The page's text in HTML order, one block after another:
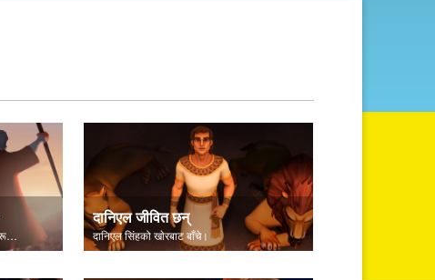
परमप्रभुले आफूलाई इस्राएलका सन्तानहरूलाई प्रकट गर्नुहुन्छ।
दानिएल जीवित छन्
दानिएल सिंहको खाेरबाट बाँचे।